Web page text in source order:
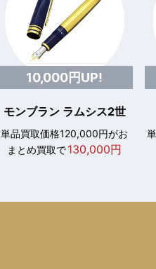
10,000円UP!
モンブラン ラムシス2世
単品買取価格120,000円がお
まとめ買取で130,000円